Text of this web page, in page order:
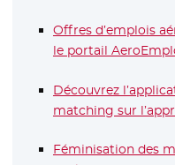
Offres d’emplois
le portail
Découvrez
matching sur
Féminisation des